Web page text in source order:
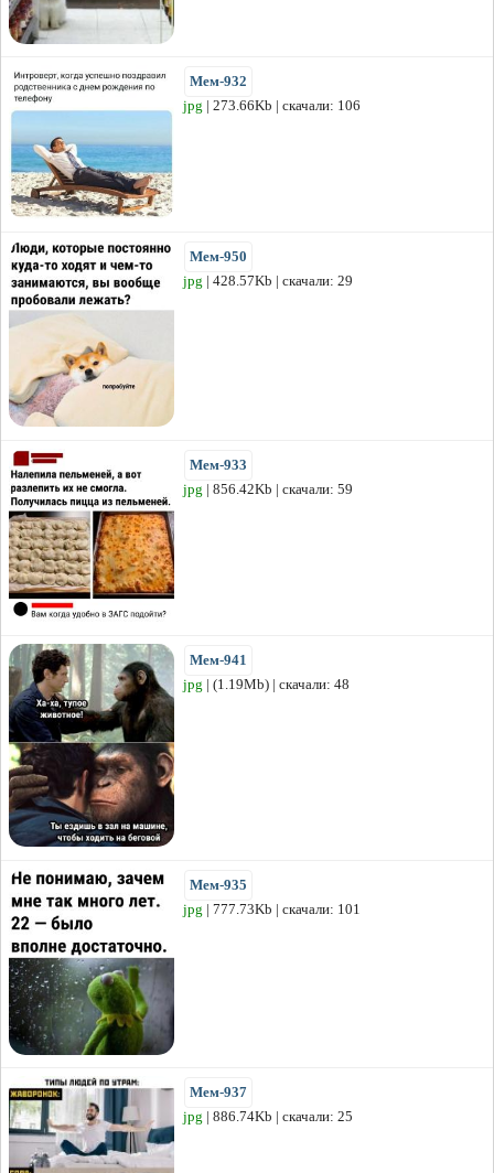
Мем-932
jpg | 273.66Kb | скачали: 106
Мем-950
jpg | 428.57Kb | скачали: 29
Мем-933
jpg | 856.42Kb | скачали: 59
Мем-941
jpg | (1.19Mb) | скачали: 48
Мем-935
jpg | 777.73Kb | скачали: 101
Мем-937
jpg | 886.74Kb | скачали: 25